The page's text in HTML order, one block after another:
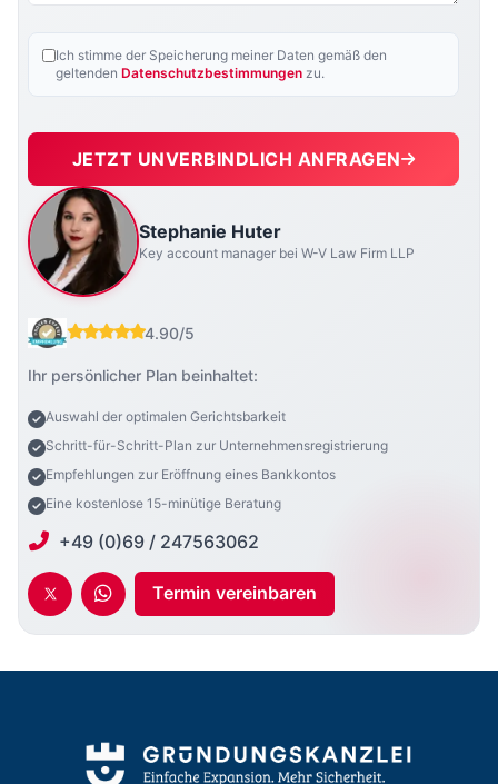
Ich stimme der Speicherung meiner Daten gemäß den
geltenden Datenschutzbestimmungen zu.
JETZT UNVERBINDLICH ANFRAGEN
Stephanie Huter
Key account manager bei W-V Law Firm LLP
4.90/5
Ihr persönlicher Plan beinhaltet:
Auswahl der optimalen Gerichtsbarkeit
Schritt-für-Schritt-Plan zur Unternehmensregistrierung
Empfehlungen zur Eröffnung eines Bankkontos
Eine kostenlose 15-minütige Beratung
+49 (0)69 / 247563062
Termin vereinbaren